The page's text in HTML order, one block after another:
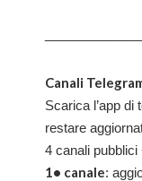
Canali
Scarica l’app
restare
4 canali pubblici
1• canale: